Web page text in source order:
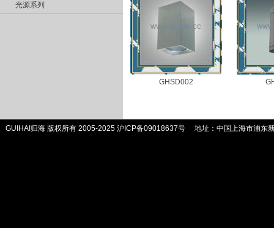
GHSD002
光源系列
GUIHAI归海 版权所有 2005-2025 沪ICP备09018637号 地址：中国上海市浦东